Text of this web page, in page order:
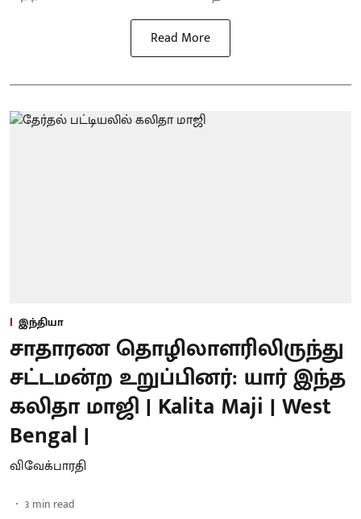
Read More
இந்தியா
சாதாரண தொழிலாளரிலிருந்து
சட்டமன்ற உறுப்பினர்: யார் இந்த
கலிதா மாஜி | Kalita Maji | West
Bengal |
விவேக்பாரதி
3 min read